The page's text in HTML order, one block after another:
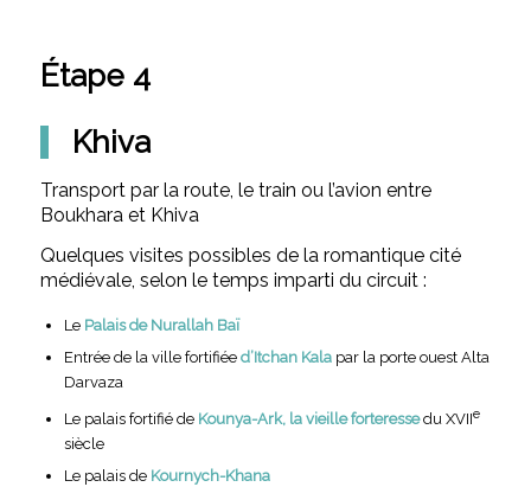
Étape 4
Khiva
Transport par la route, le train ou l’avion entre
Boukhara et Khiva
Quelques visites possibles de la romantique cité
médiévale, selon le temps imparti du circuit :
Le Palais de Nurallah Baï
Entrée de la ville fortifiée d’Itchan Kalapar la porte ouest Alta
Darvaza
Le palais fortifié de Kounya-Ark, la vieille forteressedu XVIIe
siècle
Le palais deKournych-Khana